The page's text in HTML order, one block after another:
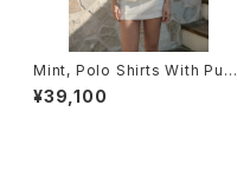
Mint, Polo Shirts With Puff
Sleeve / Short (Light Ver.)
¥39,100